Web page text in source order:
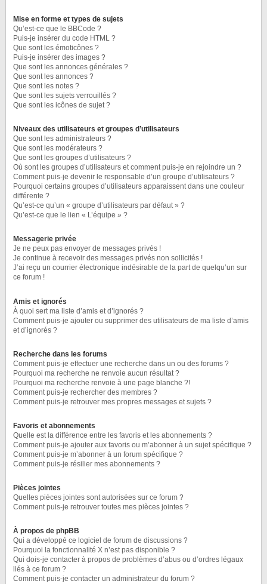
Mise en forme et types de sujets
Qu’est-ce que le BBCode ?
Puis-je insérer du code HTML ?
Que sont les émoticônes ?
Puis-je insérer des images ?
Que sont les annonces générales ?
Que sont les annonces ?
Que sont les notes ?
Que sont les sujets verrouillés ?
Que sont les icônes de sujet ?
Niveaux des utilisateurs et groupes d’utilisateurs
Que sont les administrateurs ?
Que sont les modérateurs ?
Que sont les groupes d’utilisateurs ?
Où sont les groupes d’utilisateurs et comment puis-je en rejoindre un ?
Comment puis-je devenir le responsable d’un groupe d’utilisateurs ?
Pourquoi certains groupes d’utilisateurs apparaissent dans une couleur
différente ?
Qu’est-ce qu’un « groupe d’utilisateurs par défaut » ?
Qu’est-ce que le lien « L’équipe » ?
Messagerie privée
Je ne peux pas envoyer de messages privés !
Je continue à recevoir des messages privés non sollicités !
J’ai reçu un courrier électronique indésirable de la part de quelqu’un sur
ce forum !
Amis et ignorés
À quoi sert ma liste d’amis et d’ignorés ?
Comment puis-je ajouter ou supprimer des utilisateurs de ma liste d’amis
et d’ignorés ?
Recherche dans les forums
Comment puis-je effectuer une recherche dans un ou des forums ?
Pourquoi ma recherche ne renvoie aucun résultat ?
Pourquoi ma recherche renvoie à une page blanche ?!
Comment puis-je rechercher des membres ?
Comment puis-je retrouver mes propres messages et sujets ?
Favoris et abonnements
Quelle est la différence entre les favoris et les abonnements ?
Comment puis-je ajouter aux favoris ou m’abonner à un sujet spécifique ?
Comment puis-je m’abonner à un forum spécifique ?
Comment puis-je résilier mes abonnements ?
Pièces jointes
Quelles pièces jointes sont autorisées sur ce forum ?
Comment puis-je retrouver toutes mes pièces jointes ?
À propos de phpBB
Qui a développé ce logiciel de forum de discussions ?
Pourquoi la fonctionnalité X n’est pas disponible ?
Qui dois-je contacter à propos de problèmes d’abus ou d’ordres légaux
liés à ce forum ?
Comment puis-je contacter un administrateur du forum ?